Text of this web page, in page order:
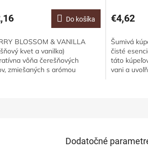
Do košíka
BLOSSOM & VANILLA
kvet a vanilka)
vôňa čerešňových
zmiešaných s arómou
€4,62
Šumivá
čisté
táto
vani a
Dodatočné